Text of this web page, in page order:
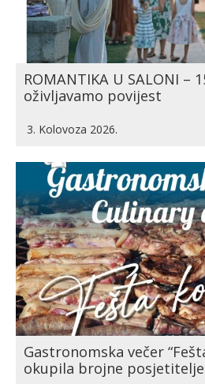
ROMANTIKA U SALONI –
oživljavamo povijest
3. Kolovoza 2026.
Gastronomska večer
okupila brojne posjetitelje